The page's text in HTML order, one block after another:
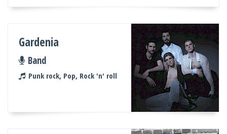
Gardenia
Band
Punk rock, Pop, Rock 'n' roll